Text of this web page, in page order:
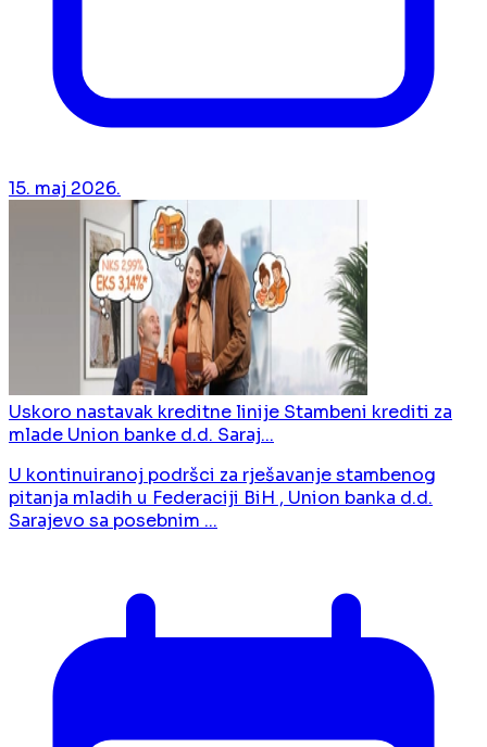
15. maj 2026.
Uskoro nastavak kreditne linije Stambeni krediti za
mlade Union banke d.d. Saraj...
U kontinuiranoj podršci za rješavanje stambenog
pitanja mladih u Federaciji BiH , Union banka d.d.
Sarajevo sa posebnim ...